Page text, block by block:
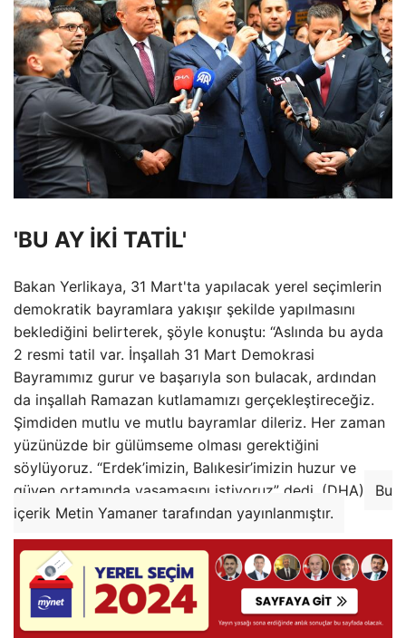
'BU AY İKİ TATİL'
Bakan Yerlikaya, 31 Mart'ta yapılacak yerel seçimlerin
demokratik bayramlara yakışır şekilde yapılmasını
beklediğini belirterek, şöyle konuştu: “Aslında bu ayda
2 resmi tatil var. İnşallah 31 Mart Demokrasi
Bayramımız gurur ve başarıyla son bulacak, ardından
da inşallah Ramazan kutlamamızı gerçekleştireceğiz.
Şimdiden mutlu ve mutlu bayramlar dileriz. Her zaman
yüzünüzde bir gülümseme olması gerektiğini
söylüyoruz. “Erdek’imizin, Balıkesir’imizin huzur ve
güven ortamında yaşamasını istiyoruz” dedi. (DHA)
Bu
içerik Metin Yamaner tarafından yayınlanmıştır.